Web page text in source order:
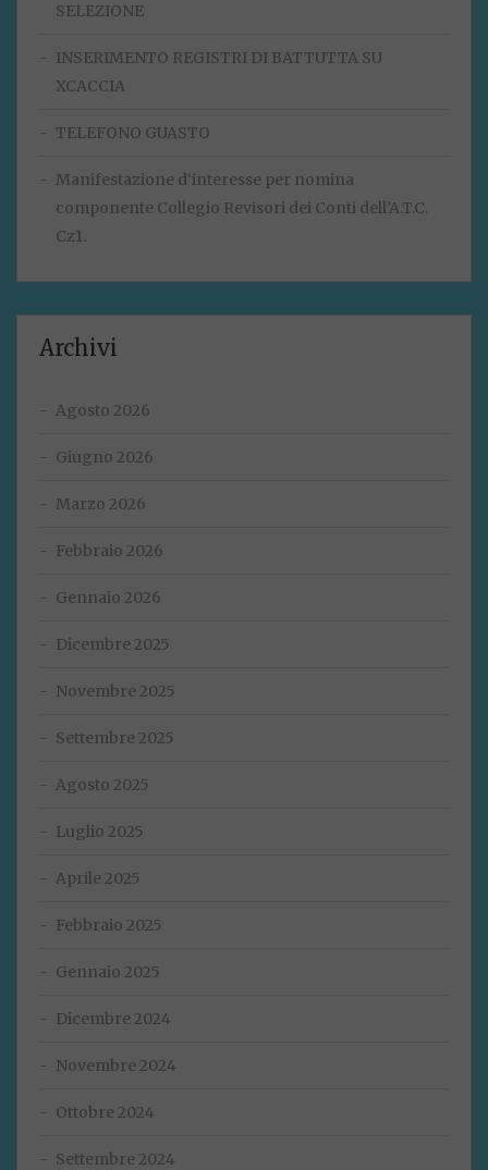
SELEZIONE
INSERIMENTO REGISTRI DI BATTUTTA SU
XCACCIA
TELEFONO GUASTO
Manifestazione d‘interesse per nomina
componente Collegio Revisori dei Conti dell’A.T.C.
Cz1.
Archivi
Agosto 2026
Giugno 2026
Marzo 2026
Febbraio 2026
Gennaio 2026
Dicembre 2025
Novembre 2025
Settembre 2025
Agosto 2025
Luglio 2025
Aprile 2025
Febbraio 2025
Gennaio 2025
Dicembre 2024
Novembre 2024
Ottobre 2024
Settembre 2024